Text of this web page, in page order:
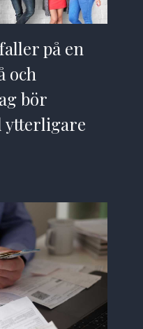
på en
och
bör
ytterligare